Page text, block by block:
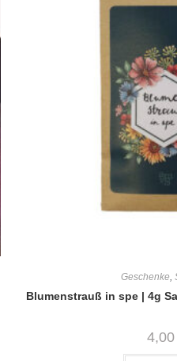
Geschenke,
Blumenstrauß in spe | 4g
4,00